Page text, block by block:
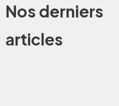
Nos derniers
articles